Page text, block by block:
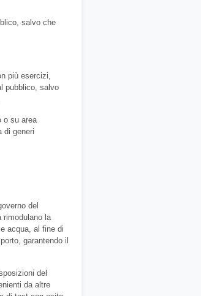
salvo che
più esercizi,
pubblico, salvo
o su area
di generi
del
rimodulano la
acqua, al fine di
garantendo il
del
da altre